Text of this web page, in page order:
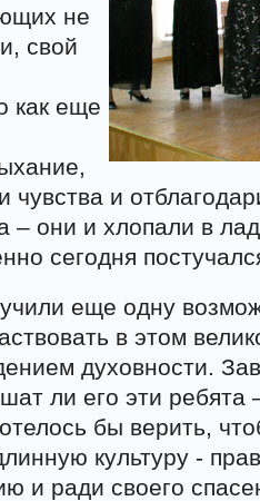
не
свой
как еще
чувства и
– они и хлопали в
сегодня
еще одну
в этом
духовности.
ли его эти ребята
бы верить,
культуру -
и ради своего